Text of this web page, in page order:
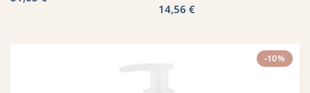
14,56 €
-10%